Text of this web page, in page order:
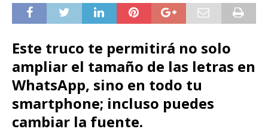
Este truco te permitirá no solo
ampliar el tamaño de las letras en
WhatsApp, sino en todo tu
smartphone; incluso puedes
cambiar la fuente.